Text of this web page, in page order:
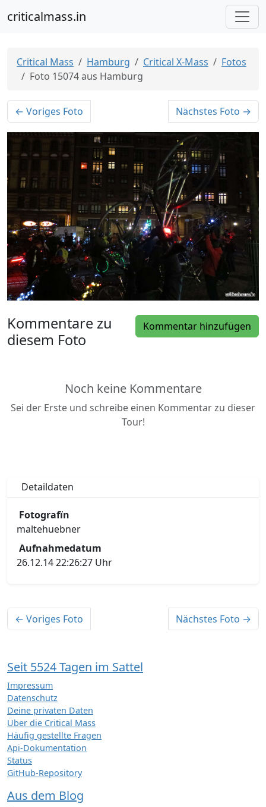
criticalmass.in
Critical Mass Hamburg Critical X-Mass
Fotos
Foto 15074 aus Hamburg
← Voriges Foto Nächstes Foto →
Kommentar hinzufügen
Kommentare zu
diesem Foto
Noch keine Kommentare
Sei der Erste und schreibe einen Kommentar zu dieser
Tour!
Detaildaten
Fotografïn
maltehuebner
Aufnahmedatum
26.12.14 22:26:27 Uhr
← Voriges Foto Nächstes Foto →
Seit 5524 Tagen im Sattel
Impressum
Datenschutz
Deine privaten Daten
Über die Critical Mass
Häufig gestellte Fragen
Api-Dokumentation
Status
GitHub-Repository
Aus dem Blog